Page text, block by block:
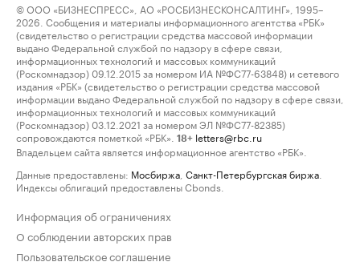
© ООО «БИЗНЕСПРЕСС», АО «РОСБИЗНЕСКОНСАЛТИНГ», 1995–
2026. Сообщения и материалы информационного агентства «РБК»
(свидетельство о регистрации средства массовой информации
выдано Федеральной службой по надзору в сфере связи,
информационных технологий и массовых коммуникаций
(Роскомнадзор) 09.12.2015 за номером ИА №ФС77-63848) и сетевого
издания «РБК» (свидетельство о регистрации средства массовой
информации выдано Федеральной службой по надзору в сфере связи,
информационных технологий и массовых коммуникаций
(Роскомнадзор) 03.12.2021 за номером ЭЛ №ФС77-82385)
сопровождаются пометкой «РБК».
18+ letters@rbc.ru
Владельцем сайта является информационное агентство «РБК».
Данные предоставлены: Мосбиржа Санкт-Петербургская биржа
Индексы облигаций предоставлены Cbonds.
Информация об ограничениях
О соблюдении авторских прав
Пользовательское соглашение